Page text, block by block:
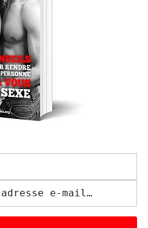
conseils gratuit + 10 tutos
censure